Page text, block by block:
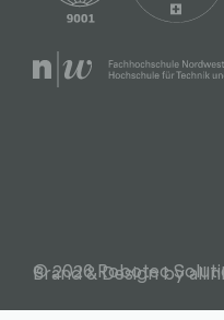
© 2026 Robotec
Brand & Design by